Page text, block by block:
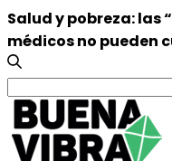
Salud y pobreza: las
médicos no pueden
Search
for: